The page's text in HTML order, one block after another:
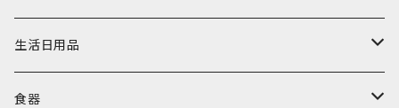
ミラー
ぬいぐるみ
水筒・マグ
カトラリー
生活日用品
タオル・ハンカチ
食器